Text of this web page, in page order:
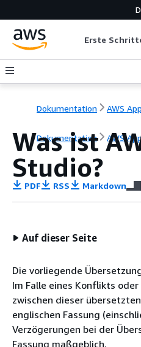
Erste
Dokumentation AWS
Dokumentation AWS
Was ist
Studio?
PDF RSS Markdown
Auf dieser Seite
Die vorliegende
Im Falle eines Konflikts
zwischen dieser
englischen Fassung
Verzögerungen bei der
Fassung maßgeblich.